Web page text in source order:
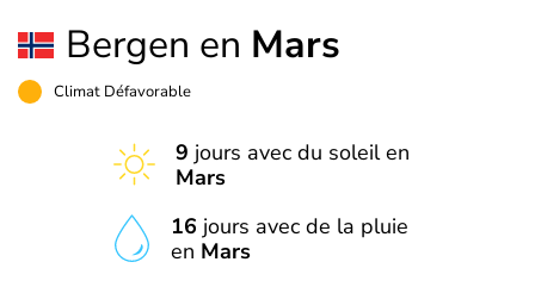
Bergen en Mars
Climat Défavorable
9 jours avec du soleil en
Mars
16 jours avec de la pluie
en Mars